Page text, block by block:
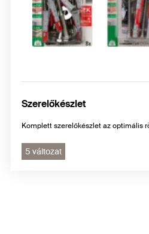
Szerelőkészlet
Komplett szerelőkészlet az optimális
5 változat